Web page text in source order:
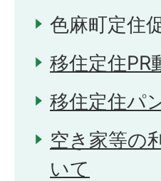
色麻町定住
移住定住PR
移住定住パ
空き家等の
いて